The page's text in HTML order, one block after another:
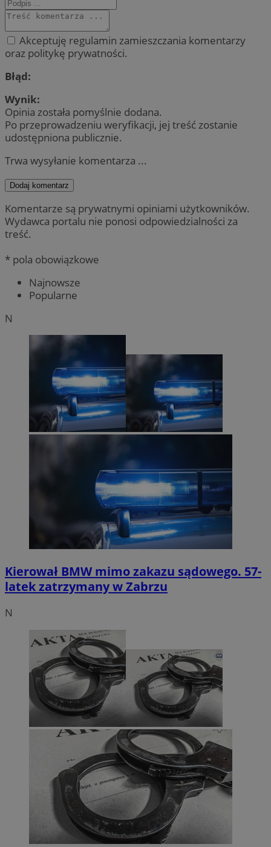
Akceptuję regulamin zamieszczania komentarzy
oraz politykę prywatności.
Błąd:
Wynik:
Opinia została pomyślnie dodana.
Po przeprowadzeniu weryfikacji, jej treść zostanie
udostępniona publicznie.
Trwa wysyłanie komentarza ...
Dodaj komentarz
Komentarze są prywatnymi opiniami użytkowników.
Wydawca portalu nie ponosi odpowiedzialności za
treść.
* pola obowiązkowe
Najnowsze
Popularne
N
Kierował BMW mimo zakazu sądowego. 57-
latek zatrzymany w Zabrzu
N